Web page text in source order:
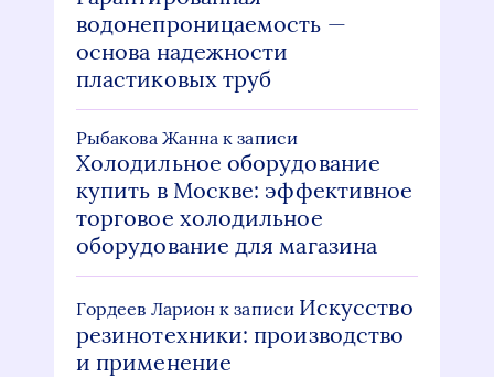
водонепроницаемость —
основа надежности
пластиковых труб
Рыбакова Жанна к записи
Холодильное оборудование
купить в Москве: эффективное
торговое холодильное
оборудование для магазина
Гордеев Ларион к записи Искусство
резинотехники: производство
и применение